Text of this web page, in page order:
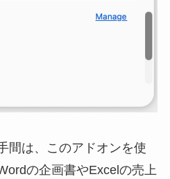
間は、このアドオンを使
の企画書やExcelの売上